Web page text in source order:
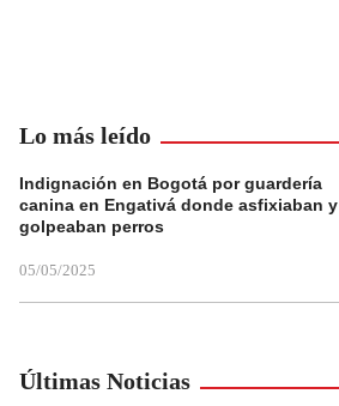
Lo más leído
Indignación en Bogotá por guardería
canina en Engativá donde asfixiaban y
golpeaban perros
05/05/2025
Últimas Noticias